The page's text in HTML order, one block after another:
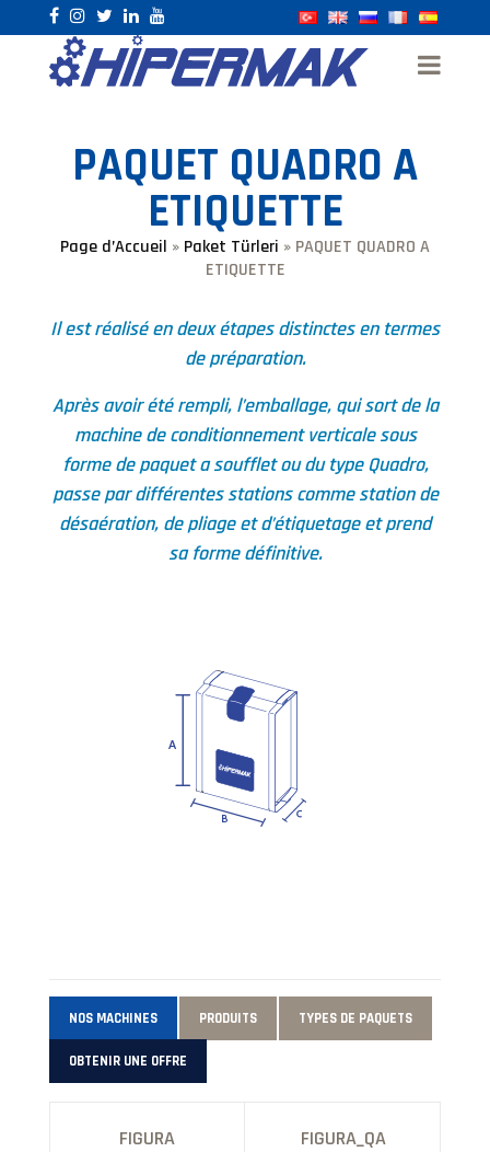
PAQUET QUADRO A
ETIQUETTE
Page d’Accueil » Paket Türleri » PAQUET QUADRO A
ETIQUETTE
Il est réalisé en deux étapes distinctes en termes
de préparation.
Après avoir été rempli, l’emballage, qui sort de la
machine de conditionnement verticale sous
forme de paquet a soufflet ou du type Quadro,
passe par différentes stations comme station de
désaération, de pliage et d’étiquetage et prend
sa forme définitive.
NOS MACHINES PRODUITS TYPES DE PAQUETS
OBTENIR UNE OFFRE
FIGURA FIGURA_QA